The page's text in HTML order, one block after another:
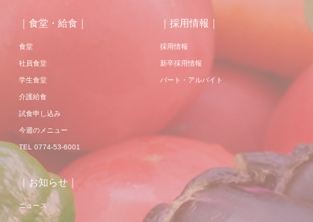
｜食堂・給食｜
食堂
社員食堂
学生食堂
介護給食
試食申し込み
今週のメニュー
TEL 0774-53-6001
｜採用情報｜
採用情報
新卒採用情報
パート・アルバイト
｜お知らせ｜
ニュース